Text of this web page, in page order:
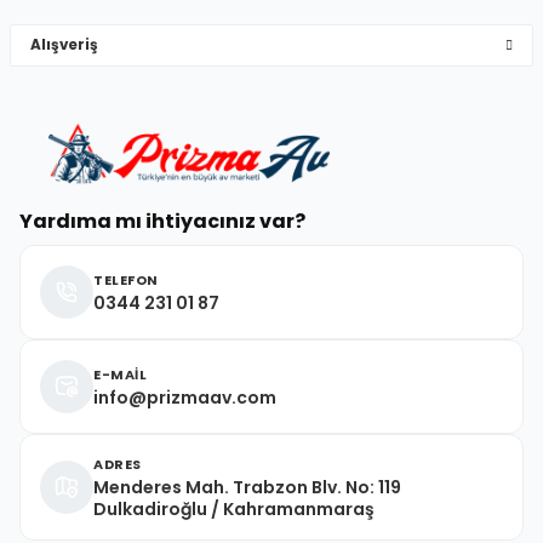
Yardıma mı ihtiyacınız var?
TELEFON
0344 231 01 87
E-MAİL
info@prizmaav.com
ADRES
Menderes Mah. Trabzon Blv. No: 119
Dulkadiroğlu / Kahramanmaraş
Alışveriş